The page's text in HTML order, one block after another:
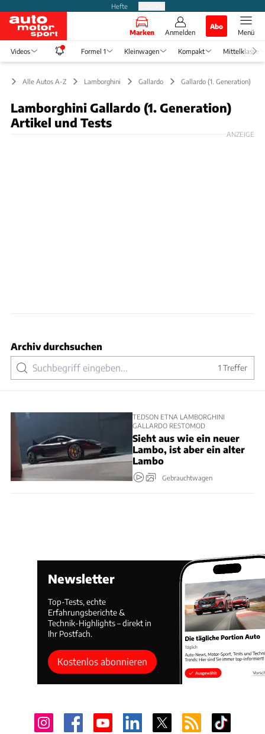
Hefte
Marken Anmelden
Abo
Menü
Videos Formel 1 Kleinwagen Kompakt Mittelklasse
Alle Autos A-Z Lamborghini Gallardo Gallardo (1. Generation)
Lamborghini Gallardo (1. Generation)
Artikel und Tests
ANZEIGE
Archiv durchsuchen
1 Treffer
TEDSON ETNA LAMBORGHINI
GALLARDO RESTOMOD
Sieht aus wie ein neuer
Lambo, ist aber ein alter
Lambo
Gebrauchtwagen
Newsletter
Top-Tests, echte
Erfahrungsberichte &
Technik-Highlights – direkt in
Ihr Postfach.
Kostenlos abonnieren